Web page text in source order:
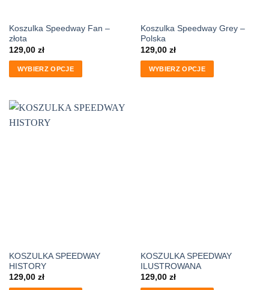
Koszulka Speedway Fan –
złota
129,00 zł
WYBIERZ OPCJE
Koszulka Speedway Grey –
Polska
129,00 zł
WYBIERZ OPCJE
KOSZULKA SPEEDWAY
HISTORY
129,00 zł
KOSZULKA SPEEDWAY
ILUSTROWANA
129,00 zł